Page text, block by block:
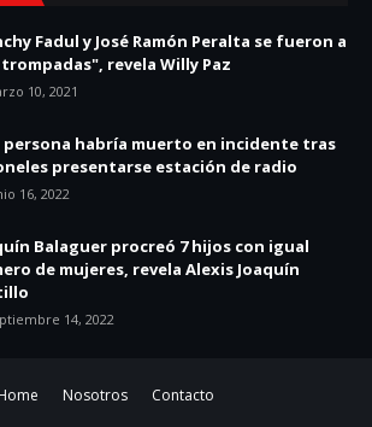
Fadul y José Ramón Peralta se fueron a
revela Willy Paz
10, 2021
persona habría muerto en incidente tras
presentarse estación de radio
16, 2022
Balaguer procreó 7 hijos con igual
de mujeres, revela Alexis Joaquín
14, 2022
Nosotros
Contacto